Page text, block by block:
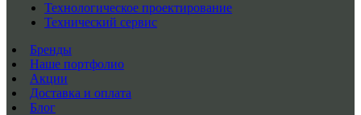
Технологическое проектирование
Технический сервис
Бренды
Наше портфолио
Акции
Доставка и оплата
Блог